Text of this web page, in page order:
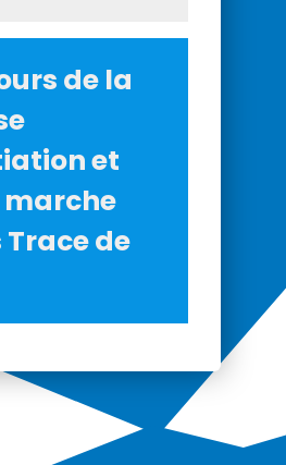
de la
et
marche
de